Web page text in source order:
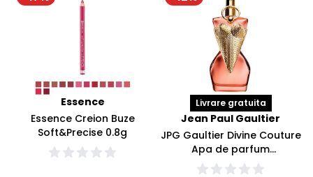
Essence
Essence Creion Buze
Soft&Precise 0.8g
Livrare gratuita
Jean Paul Gaultier
JPG Gaultier Divine Couture
Apa de parfum
reincarcabila 50ml